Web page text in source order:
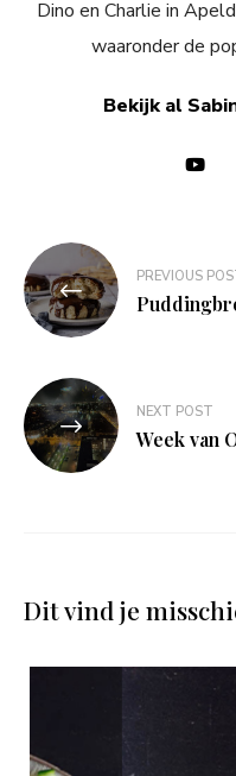
Dino en Charlie in
waaronder de
Bekijk al
Bericht
navigatie
PREVIOUS
NEXT POST
Week van
Dit vind je